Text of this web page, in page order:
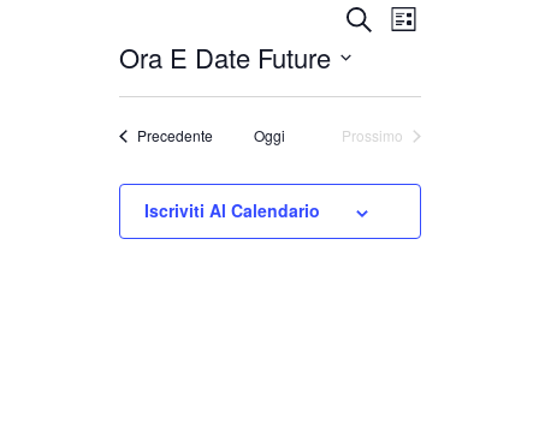
Eventi
Ricerca
CercaEvento
List
Ora E Date Future
Seleziona
la
data.
PrecedenteEventi Oggi
Prossimo
Iscriviti Al Calendario